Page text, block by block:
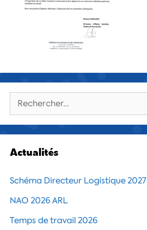
Rechercher :
Actualités
Schéma Directeur Logistique 2027
NAO 2026 ARL
Temps de travail 2026